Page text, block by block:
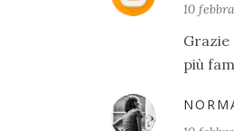
10
Grazie
più